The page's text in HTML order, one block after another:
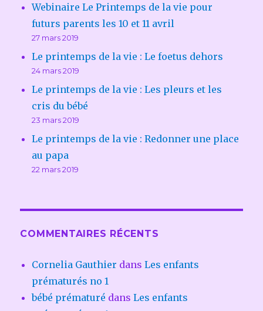
Webinaire Le Printemps de la vie pour
futurs parents les 10 et 11 avril
27 mars 2019
Le printemps de la vie : Le foetus dehors
24 mars 2019
Le printemps de la vie : Les pleurs et les
cris du bébé
23 mars 2019
Le printemps de la vie : Redonner une place
au papa
22 mars 2019
COMMENTAIRES RÉCENTS
Cornelia Gauthier dansLes enfants
prématurés no 1
bébé prématuré dansLes enfants